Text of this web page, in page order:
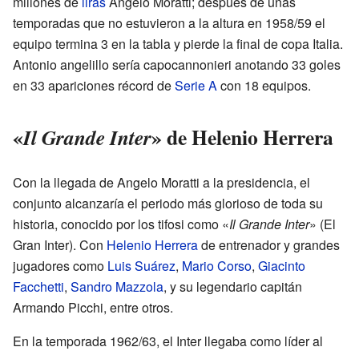
temporadas que no estuvieron a la altura en 1958/59 el
equipo termina 3 en la tabla y pierde la final de copa Italia.
Antonio angelillo sería capocannonieri anotando 33 goles
en 33 apariciones récord deSerie Acon 18 equipos.
«Il Grande Inter» de Helenio Herrera
Con la llegada de Angelo Moratti a la presidencia, el
conjunto alcanzaría el periodo más glorioso de toda su
historia, conocido por los tifosi como «Il Grande Inter» (El
Gran Inter). Con Helenio Herrerade entrenador y grandes
jugadores como Luis Suárez, Mario Corso, Giacinto
Facchetti, Sandro Mazzola, y su legendario capitán
Armando Picchi, entre otros.
En la temporada 1962/63, el Inter llegaba como líder al